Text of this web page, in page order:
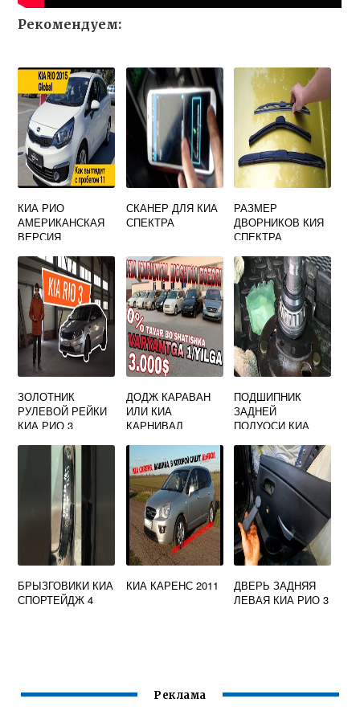
Рекомендуем:
КИА РИО
АМЕРИКАНСКАЯ
ВЕРСИЯ
СКАНЕР ДЛЯ КИА
СПЕКТРА
РАЗМЕР
ДВОРНИКОВ КИЯ
СПЕКТРА
ЗОЛОТНИК
РУЛЕВОЙ РЕЙКИ
КИА РИО 3
ДОДЖ КАРАВАН
ИЛИ КИА
КАРНИВАЛ
ПОДШИПНИК
ЗАДНЕЙ
ПОЛУОСИ КИА
БРЫЗГОВИКИ КИА
СПОРТЕЙДЖ 4
КИА КАРЕНС 2011
ДВЕРЬ ЗАДНЯЯ
ЛЕВАЯ КИА РИО 3
Реклама